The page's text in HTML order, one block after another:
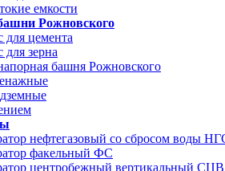
емкости
Рожновского
для цемента
для зерна
башня Рожновского
нефтегазовый со сбросом воды
факельный ФС
центробежный вертикальный СЦВ